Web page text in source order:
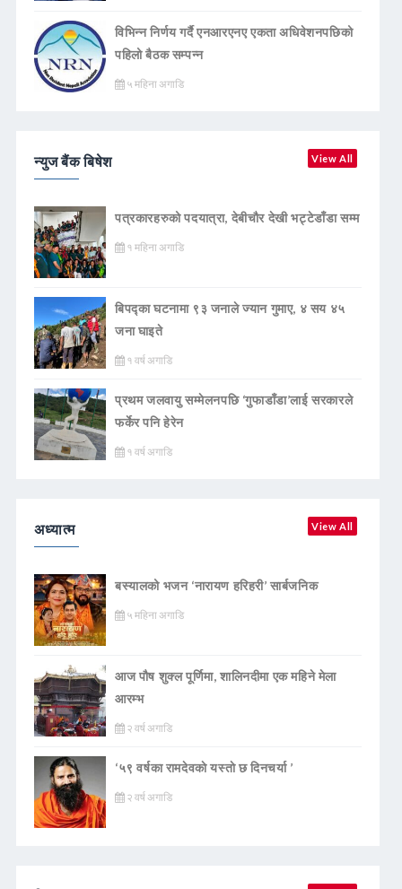
विभिन्न निर्णय गर्दै एनआरएनए एकता अधिवेशनपछिको
पहिलो बैठक सम्पन्न
५ महिना अगाडि
न्युज बैंक बिषेश View All
पत्रकारहरुको पदयात्रा, देबीचौर देखी भट्टेडाँडा सम्म
१ महिना अगाडि
बिपद्का घटनामा ९३ जनाले ज्यान गुमाए, ४ सय ४५
जना घाइते
१ वर्ष अगाडि
प्रथम जलवायु सम्मेलनपछि ‘गुफाडाँडा’लाई सरकारले
फर्केर पनि हेरेन
१ वर्ष अगाडि
अध्यात्म View All
बस्यालको भजन ‘नारायण हरिहरी’ सार्बजनिक
५ महिना अगाडि
आज पौष शुक्ल पूर्णिमा, शालिनदीमा एक महिने मेला
आरम्भ
२ वर्ष अगाडि
‘५९ वर्षका रामदेवकाे यस्ताे छ दिनचर्या ’
२ वर्ष अगाडि